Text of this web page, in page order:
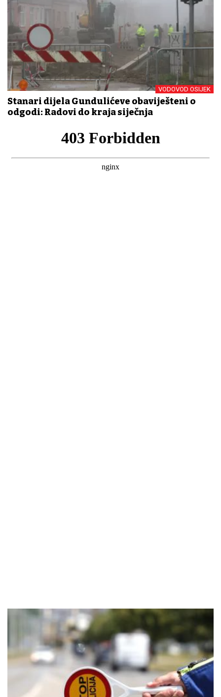
VODOVOD OSIJEK
Stanari dijela Gundulićeve obaviješteni o
odgodi: Radovi do kraja siječnja